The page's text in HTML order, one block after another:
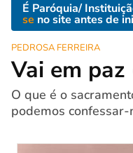
É Paróquia/
se no site antes de
PEDROSA FERREIRA
Vai em paz
O que é o
podemos confessar-